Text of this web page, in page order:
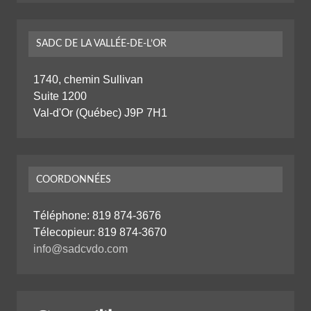
SADC DE LA VALLÉE-DE-L’OR
1740, chemin Sullivan
Suite 1200
Val-d'Or (Québec) J9P 7H1
COORDONNÉES
Téléphone: 819 874-3676
Télecopieur: 819 874-3670
info@sadcvdo.com